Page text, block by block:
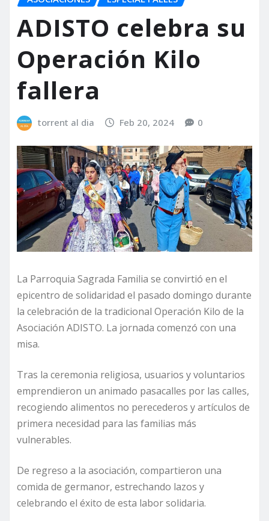
ADISTO celebra su
Operación Kilo
fallera
torrent al dia Feb 20, 2024 0
La Parroquia Sagrada Familia se convirtió en el
epicentro de solidaridad el pasado domingo durante
la celebración de la tradicional Operación Kilo de la
Asociación ADISTO. La jornada comenzó con una
misa.
Tras la ceremonia religiosa, usuarios y voluntarios
emprendieron un animado pasacalles por las calles,
recogiendo alimentos no perecederos y artículos de
primera necesidad para las familias más
vulnerables.
De regreso a la asociación, compartieron una
comida de germanor, estrechando lazos y
celebrando el éxito de esta labor solidaria.